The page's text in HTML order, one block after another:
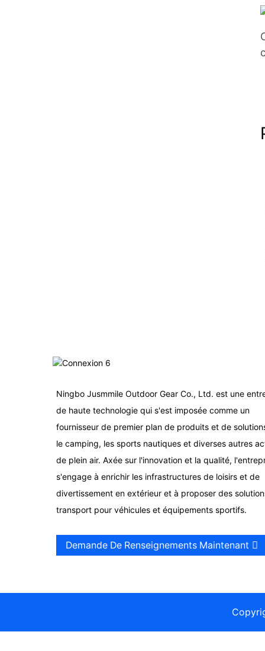
Ningbo Jusmmile Outdoor Gear Co., Ltd. est une
de haute technologie qui s'est imposée comme un
fournisseur de premier plan de produits et de
le camping, les sports nautiques et diverses autres
de plein air. Axée sur l'innovation et la qualité,
s'engage à enrichir les infrastructures de loisirs et de
divertissement en extérieur et à proposer des
transport pour véhicules et équipements sportifs.
Demande De Renseignements Maintenant